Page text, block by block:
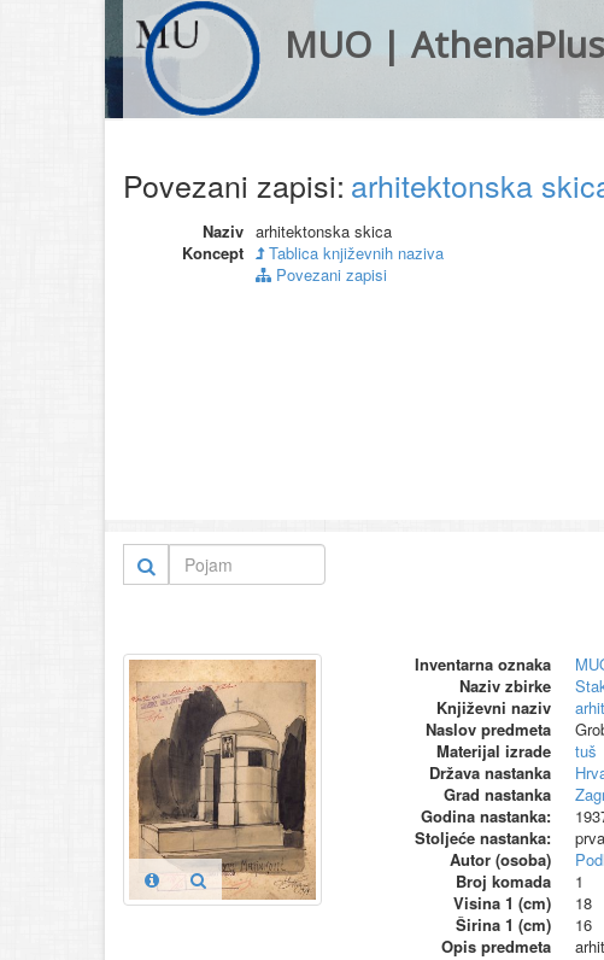
MUO | AthenaPlus
Povezani zapisi: arhitektonska
Naziv arhitektonska skica
Koncept
Tablica književnih naziva
Povezani zapisi
Inventarna oznaka
Naziv zbirke
Književni naziv
Naslov predmeta
Materijal izrade
tuš
Država nastanka
Grad nastanka
Godina nastanka:
Stoljeće nastanka:
Autor (osoba)
Broj komada
1
Visina 1 (cm)
18
Širina 1 (cm)
16
Opis predmeta